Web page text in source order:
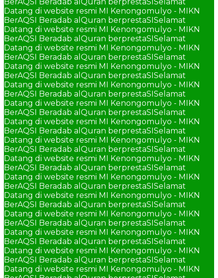
Datang di website resmi MI Kenongomulyo - MIKN
BerAQSI Beradab alQuran berprestaSISelamat
Datang di website resmi MI Kenongomulyo - MIKN
BerAQSI Beradab alQuran berprestaSISelamat
Datang di website resmi MI Kenongomulyo - MIKN
BerAQSI Beradab alQuran berprestaSISelamat
Datang di website resmi MI Kenongomulyo - MIKN
BerAQSI Beradab alQuran berprestaSISelamat
Datang di website resmi MI Kenongomulyo - MIKN
BerAQSI Beradab alQuran berprestaSISelamat
Datang di website resmi MI Kenongomulyo - MIKN
BerAQSI Beradab alQuran berprestaSISelamat
Datang di website resmi MI Kenongomulyo - MIKN
BerAQSI Beradab alQuran berprestaSISelamat
Datang di website resmi MI Kenongomulyo - MIKN
BerAQSI Beradab alQuran berprestaSISelamat
Datang di website resmi MI Kenongomulyo - MIKN
BerAQSI Beradab alQuran berprestaSISelamat
Datang di website resmi MI Kenongomulyo - MIKN
BerAQSI Beradab alQuran berprestaSISelamat
Datang di website resmi MI Kenongomulyo - MIKN
BerAQSI Beradab alQuran berprestaSISelamat
Datang di website resmi MI Kenongomulyo - MIKN
BerAQSI Beradab alQuran berprestaSISelamat
Datang di website resmi MI Kenongomulyo - MIKN
BerAQSI Beradab alQuran berprestaSISelamat
Datang di website resmi MI Kenongomulyo - MIKN
BerAQSI Beradab alQuran berprestaSISelamat
Datang di website resmi MI Kenongomulyo - MIKN